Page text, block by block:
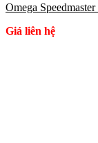
Omega
Giá liên hệ